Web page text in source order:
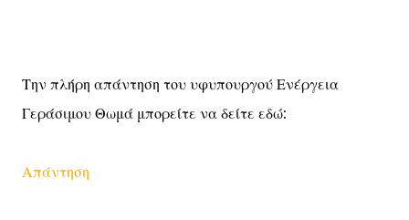
Την πλήρη απάντηση του υφυπουργού Ενέργεια
Γεράσιμου Θωμά μπορείτε να δείτε εδώ:
Απάντηση